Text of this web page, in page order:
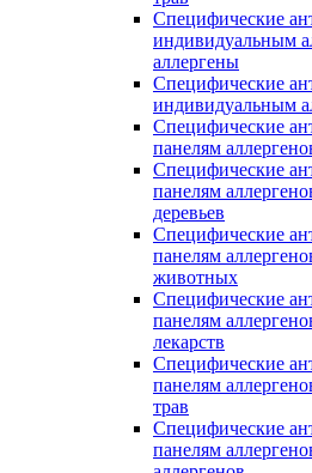
Специфические
индивидуальным
аллергены
Специфические
индивидуальным
Специфические
панелям
Специфические
панелям
деревьев
Специфические
панелям
животных
Специфические
панелям
лекарств
Специфические
панелям
трав
Специфические
панелям